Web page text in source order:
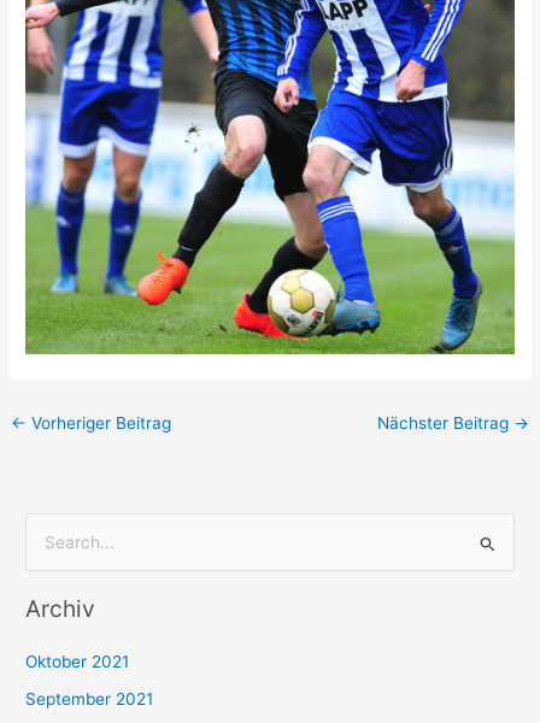
← Vorheriger Beitrag Nächster Beitrag →
c
n
Archiv
Oktober 2021
September 2021